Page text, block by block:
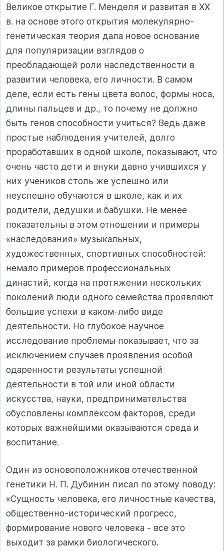
Великое открытие Г. Менделя и развитая в XX
в. на основе этого открытия молекулярно-
генетическая теория дала новое основание
для популяризации взглядов о
преобладающей роли наследственности в
развитии человека, его личности. В самом
деле, если есть гены цвета волос, формы носа,
длины пальцев и др., то почему не должно
быть генов способности учиться? Ведь даже
простые наблюдения учителей, долго
проработавших в одной школе, показывают, что
очень часто дети и внуки давно учившихся у
них учеников столь же успешно или
неуспешно обучаются в школе, как и их
родители, дедушки и бабушки. Не менее
показательны в этом отношении и примеры
«наследования» музыкальных,
художественных, спортивных способностей:
немало примеров профессиональных
династий, когда на протяжении нескольких
поколений люди одного семейства проявляют
большие успехи в каком-либо виде
деятельности. Но глубокое научное
исследование проблемы показывает, что за
исключением случаев проявления особой
одаренности результаты успешной
деятельности в той или иной области
искусства, науки, предпринимательства
обусловлены комплексом факторов, среди
которых важнейшими оказываются среда и
воспитание.
Один из основоположников отечественной
генетики Н. П. Дубинин писал по этому поводу:
«Сущность человека, его личностные качества,
общественно-исторический прогресс,
формирование нового человека - все это
выходит за рамки биологического.